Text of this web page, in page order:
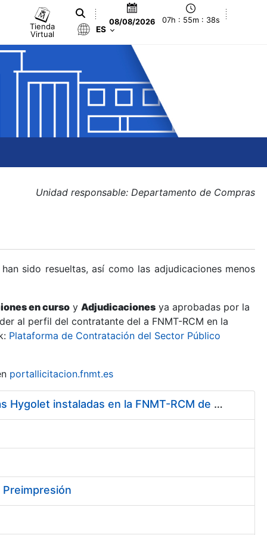
Tienda
Virtual
08/08/2026 07h : 55m : 39s
ES
Unidad responsable: Departamento de Compras
sido resueltas, así como las adjudicaciones menos
en curso y Adjudicaciones ya aprobadas por la
al perfil del contratante del a FNMT-RCM en la
Plataforma de Contratación del Sector Público
portallicitacion.fnmt.es
Servicio de Mantenimiento y Adquisición de las Tapas Automáticas Hygolet instaladas en la FNMT-RCM de Madrid, y el Suministro de Rollos de Plásticos Originales